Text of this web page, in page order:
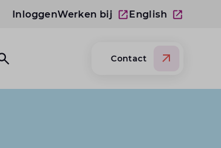
InloggenWerken bij English
Over Lansigt
Open search website
Contact